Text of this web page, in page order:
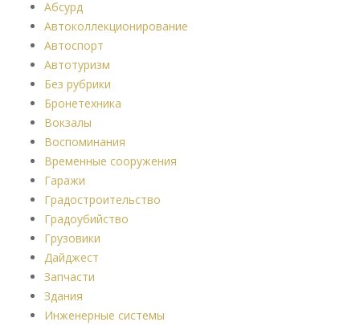
Абсурд
Автоколлекционирование
Автоспорт
Автотуризм
Без рубрики
Бронетехника
Вокзалы
Воспоминания
Временные сооружения
Гаражи
Градостроительство
Градоубийство
Грузовики
Дайджест
Запчасти
Здания
Инженерные системы